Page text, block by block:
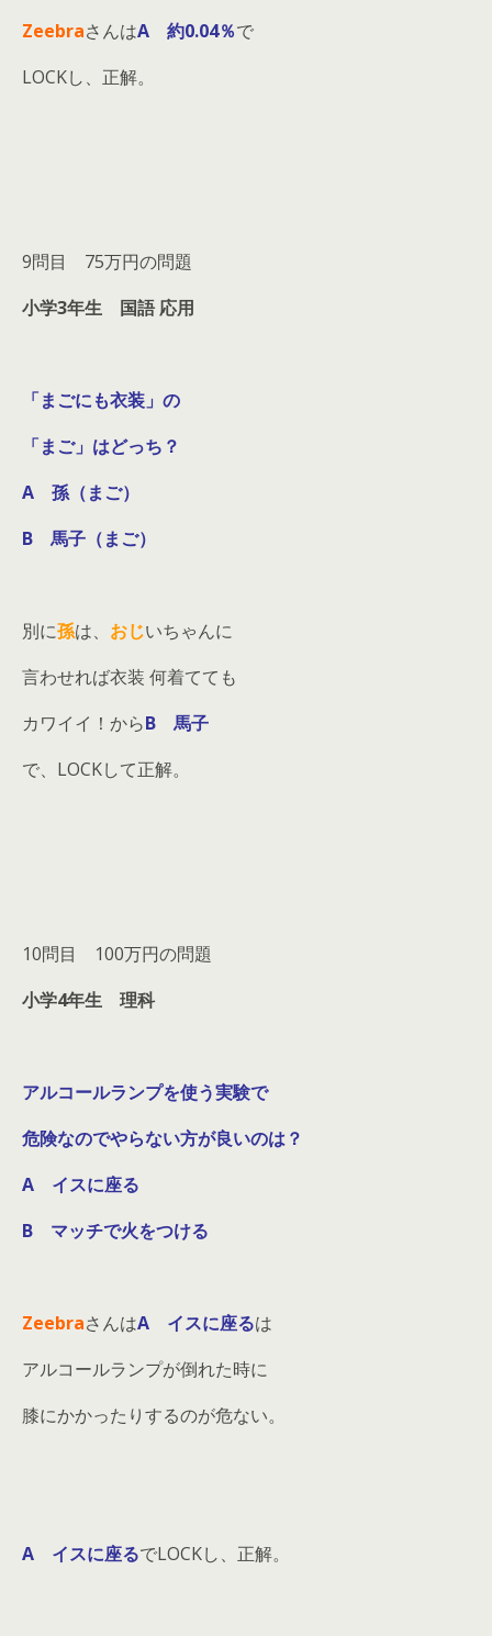
ZeebraさんはA 約0.04％で
LOCKし、正解。
9問目 75万円の問題
小学3年生 国語 応用
「まごにも衣装」の
「まご」はどっち？
A 孫（まご）
B 馬子（まご）
別に孫は、 おじいちゃんに
言わせれば衣装 何着てても
カワイイ！からB 馬子
で、LOCKして正解。
10問目 100万円の問題
小学4年生 理科
アルコールランプを使う実験で
危険なのでやらない方が良いのは？
A イスに座る
B マッチで火をつける
ZeebraさんはA イスに座るは
アルコールランプが倒れた時に
膝にかかったりするのが危ない。
A イスに座るでLOCKし、正解。